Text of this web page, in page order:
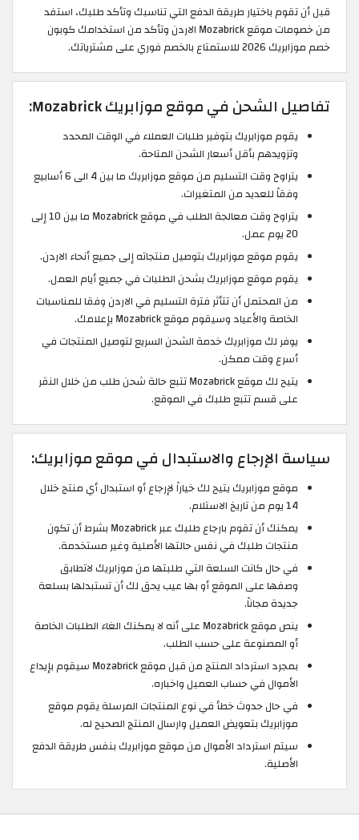
قبل أن تقوم باختيار طريقة الدفع التي تناسبك وتأكد طلبك، استفد
من خصومات موقع Mozabrick الاردن وتأكد من استخدامك كوبون
خصم موزابريك 2026 للاستمتاع بالخصم فوري على مشترياتك.
تفاصيل الشحن في موقع موزابريك Mozabrick:
يقوم موزابريك بتوفير طلبات العملاء في الوقت المحدد
وتزويدهم بأقل أسعار الشحن المتاحة.
يتراوح وقت التسليم من موقع موزابريك ما بين 4 الى 6 أسابيع
وفقاً للعديد من المتغيرات.
يتراوح وقت معالجة الطلب في موقع Mozabrick ما بين 10 إلى
20 يوم عمل.
يقوم موقع موزابريك بتوصيل منتجاته إلى جميع أنحاء الاردن.
يقوم موقع موزابريك بشحن الطلبات في جميع أيام العمل.
من المحتمل أن تتأثر فترة التسليم في الاردن وفقا للمناسبات
الخاصة والأعياد وسيقوم موقع Mozabrick بإعلامك.
يوفر لك موزابريك خدمة الشحن السريع لتوصيل المنتجات في
أسرع وقت ممكن.
يتيح لك موقع Mozabrick تتبع حالة شحن طلب من خلال النقر
على قسم تتبع طلبك في الموقع.
سياسة الإرجاع والاستبدال في موقع موزابريك:
موقع موزابريك يتيح لك خياراً لإرجاع أو استبدال أي منتج خلال
14 يوم من تاريخ الاستلام.
يمكنك أن تقوم بارجاع طلبك عبر Mozabrick بشرط أن تكون
منتجات طلبك في نفس حالتها الأصلية وغير مستخدمة.
في حال كانت السلعة التي طلبتها من موزابريك لاتطابق
وصفها على الموقع أو بها عيب يحق لك أن تستبدلها بسلعة
جديدة مجاناً.
ينص موقع Mozabrick على أنه لا يمكنك الغاء الطلبات الخاصة
أو المصنوعة على حسب الطلب.
بمجرد استرداد المنتج من قبل موقع Mozabrick سيقوم بإيداع
الأموال في حساب العميل واخباره.
في حال حدوث خطأ في نوع المنتجات المرسلة يقوم موقع
موزابريك بتعويض العميل وارسال المنتج الصحيح له.
سيتم استرداد الأموال من موقع موزابريك بنفس طريقة الدفع
الأصلية.